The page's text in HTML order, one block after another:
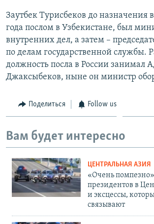
Заутбек Турисбеков до назначения
года послом в Узбекистане, был
внутренних дел, а затем –
по делам государственной службы.
должность посла в России занимал
Джаксыбеков, ныне он министр
Поделиться Follow us
Вам будет интересно
ЦЕНТРАЛЬНАЯ АЗИЯ
«Очень
президентов в
и эксцессы,
связывают